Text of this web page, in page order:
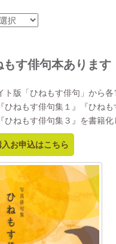
す俳句本あります
ト版「ひねもす俳句」から
ひねもす俳句集１』『ひね
ひねもす俳句集３』を書籍化
入お申込はこちら